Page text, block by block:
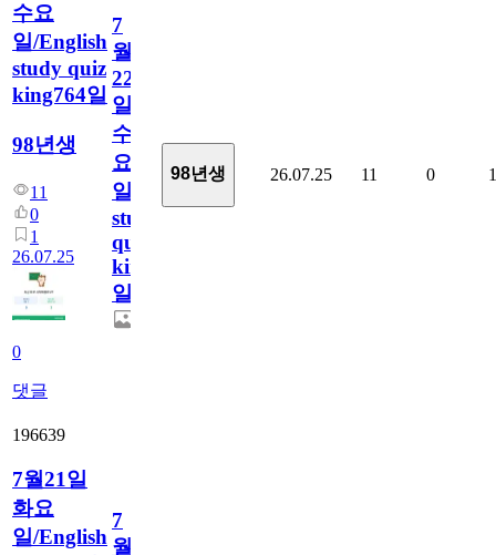
수요
일/English
study quiz
king764일
98년생
11
0
1
26.07.25
0
댓글
7
월
22
일
수
요
일/English
study
quiz
king764
일
98년생 26.07.25 11 0 1
196639
7월21일
화요
일/English
7
월